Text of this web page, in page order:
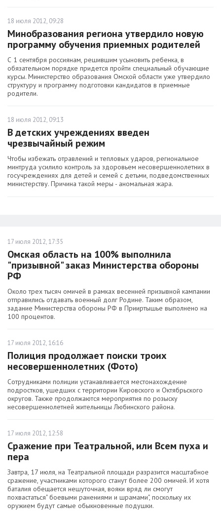
18 июля 2012, 09:28
Минобразования региона утвердило новую
программу обучения приемных родителей
С 1 сентября россиянам, решившим усыновить ребенка, в
обязательном порядке придется пройти специальный обучающие
курсы. Министерство образования Омской области уже утвердило
структуру и программу подготовки кандидатов в приемные
родители.
18 июля 2012, 09:13
В детских учреждениях введен
чрезвычайный режим
Чтобы избежать отравлений и тепловых ударов, региональное
минтруда усилило контроль за здоровьем несовершеннолетних в
госучреждениях для детей и семей с детьми, подведомственных
министерству. Причина такой меры - аномальная жара.
17 июля 2012, 17:35
Омская область на 100% выполнила
"призывной" заказ Министерства обороны
РФ
Около трех тысяч омичей в рамках весенней призывной кампании
отправились отдавать военный долг Родине. Таким образом,
задание Министерства обороны РФ в Прииртышье выполнено на
100 процентов.
17 июля 2012, 16:16
Полиция продолжает поиски троих
несовершеннолетних (Фото)
Сотрудниками полиции устанавливается местонахождение
подростков, ушедших с территории Кировского и Октябрьского
округов. Также продолжаются мероприятия по розыску
несовершеннолетней жительницы Любинского района.
17 июля 2012, 12:58
Сражение при Театральной, или Всем пуха и
пера
Завтра, 17 июля, на Театральной площади разразится масштабное
сражение, участниками которого станут более 200 омичей. И хотя
баталия обещается нешуточная, вояки вряд ли смогут
похвастаться" боевыми ранениями и шрамами", поскольку их
оружием будут самые обыкновенные подушки.